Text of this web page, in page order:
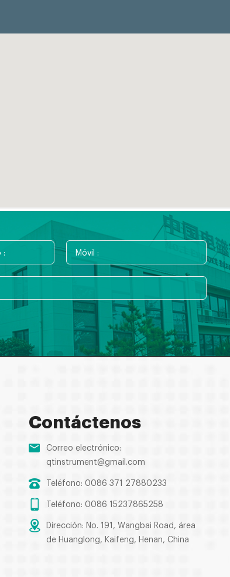
Contáctenos
Correo electrónico:
qtinstrument@gmail.com
Teléfono: 0086 371 27880233
Teléfono: 0086 15237865258
Dirección: No. 191, Wangbai Road, área
de Huanglong, Kaifeng, Henan, China